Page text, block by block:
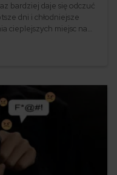
bardziej daje się odczuć
dni i chłodniejsze
cieplejszych miejsc na